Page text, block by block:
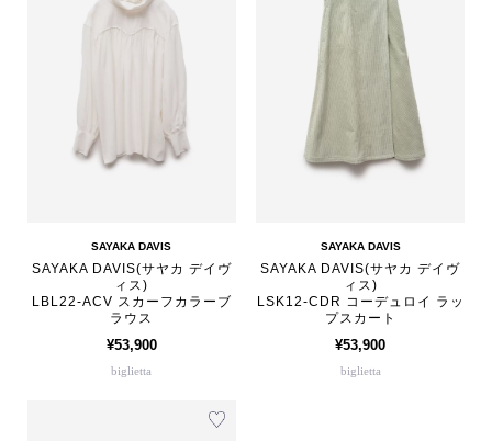
SAYAKA DAVIS
SAYAKA DAVIS(サヤカ デイヴ
ィス)
LBL22-ACV スカーフカラーブ
ラウス
¥53,900
biglietta
SAYAKA DAVIS
SAYAKA DAVIS(サヤカ デイヴ
ィス)
LSK12-CDR コーデュロイ ラッ
プスカート
¥53,900
biglietta